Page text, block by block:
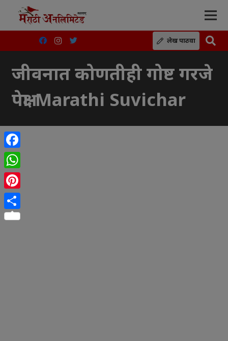
लेख पाठवा
जीवनात कोणतीही गोष्ट गरजे
पेक्षा-Marathi Suvichar
Facebook
WhatsApp
Pinterest
Share